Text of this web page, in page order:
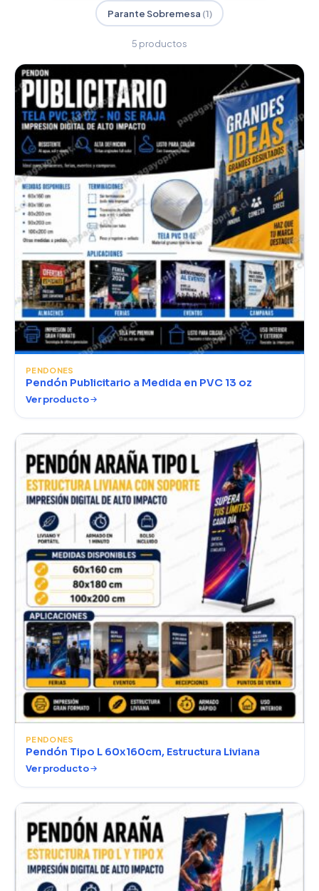
Parante Sobremesa (1)
5 productos
PENDONES
Pendón Publicitario a Medida en PVC 13 oz
Ver producto
PENDONES
Pendón Tipo L 60x160cm, Estructura Liviana
Ver producto